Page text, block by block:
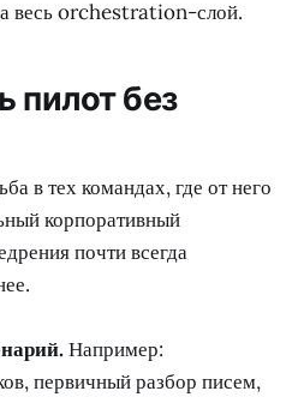
весь orchestration-слой.
пилот без
в тех командах, где от него
корпоративный
почти всегда
Например:
первичный разбор писем,